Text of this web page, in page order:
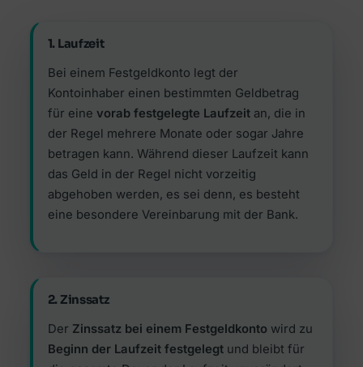
1. Laufzeit
Bei einem Festgeldkonto legt der
Kontoinhaber einen bestimmten Geldbetrag
für eine vorab festgelegte Laufzeitan, die in
der Regel mehrere Monate oder sogar Jahre
betragen kann. Während dieser Laufzeit kann
das Geld in der Regel nicht vorzeitig
abgehoben werden, es sei denn, es besteht
eine besondere Vereinbarung mit der Bank.
2. Zinssatz
Der Zinssatz bei einem Festgeldkonto wird zu
Beginn der Laufzeit festgelegtund bleibt für